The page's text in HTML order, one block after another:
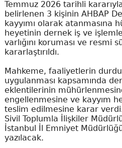
Temmuz 2026 tarihli
belirlenen 3 kişinin AHBAP
kayyımı olarak atanmasına
heyetinin dernek iş ve
varlığını koruması ve resmi
kararlaştırıldı.
Mahkeme, faaliyetlerin
uygulanması kapsamında
eklentilerinin
engellenmesine ve kayyım
teslim edilmesine karar
Sivil Toplumla İlişkiler
İstanbul İl Emniyet
yazılacak.